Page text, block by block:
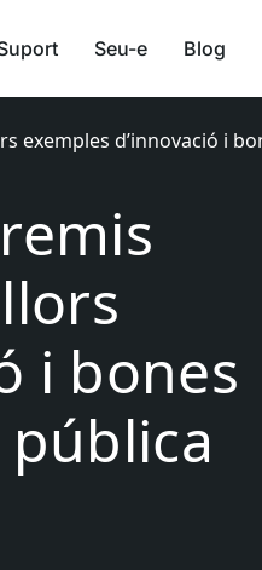
Seu-e Blog
exemples d’innovació i
i bones